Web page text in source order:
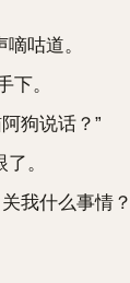
咕道。
。
狗说话？”
。
我什么事情